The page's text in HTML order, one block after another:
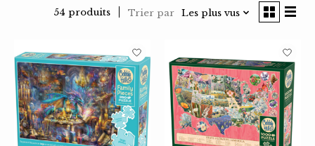
54 produits Trier par Les plus vus